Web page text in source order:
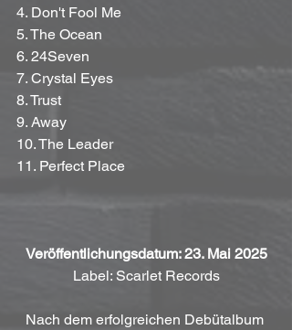
4. Don't Fool Me
5. The Ocean
6. 24Seven
7. Crystal Eyes
8. Trust
9. Away
10. The Leader
11. Perfect Place
Veröffentlichungsdatum: 23. Mai 2025
Label: Scarlet Records
Nach dem erfolgreichen Debütalbum